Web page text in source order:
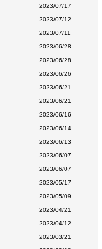
2023/07/17
2023/07/12
2023/07/11
2023/06/28
2023/06/28
2023/06/26
2023/06/21
2023/06/21
2023/06/16
2023/06/14
2023/06/13
2023/06/07
2023/06/07
2023/05/17
2023/05/09
2023/04/21
2023/04/12
2023/03/21